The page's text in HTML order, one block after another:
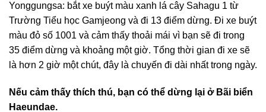
Yonggungsa: bắt xe buýt màu xanh lá cây Sahagu 1 từ
Trường Tiểu học Gamjeong và đi 13 điểm dừng. Đi xe buýt
màu đỏ số 1001 và cảm thấy thoải mái vì bạn sẽ đi trong
35 điểm dừng và khoảng một giờ. Tổng thời gian đi xe sẽ
là hơn 2 giờ một chút, đây là chuyến đi dài nhất trong ngày.
Nếu cảm thấy thích thú, bạn có thể dừng lại ở Bãi biển
Haeundae.